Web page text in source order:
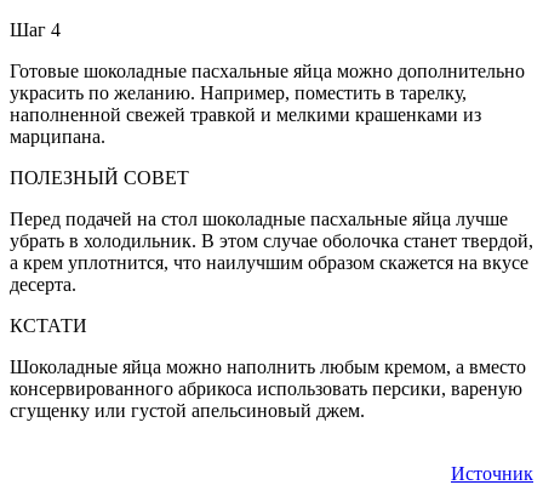
Шаг 4
Готовые шоколадные пасхальные яйца можно дополнительно
украсить по желанию. Например, поместить в тарелку,
наполненной свежей травкой и мелкими крашенками из
марципана.
ПОЛЕЗНЫЙ СОВЕТ
Перед подачей на стол шоколадные пасхальные яйца лучше
убрать в холодильник. В этом случае оболочка станет твердой,
а крем уплотнится, что наилучшим образом скажется на вкусе
десерта.
КСТАТИ
Шоколадные яйца можно наполнить любым кремом, а вместо
консервированного абрикоса использовать персики, вареную
сгущенку или густой апельсиновый джем.
Источник